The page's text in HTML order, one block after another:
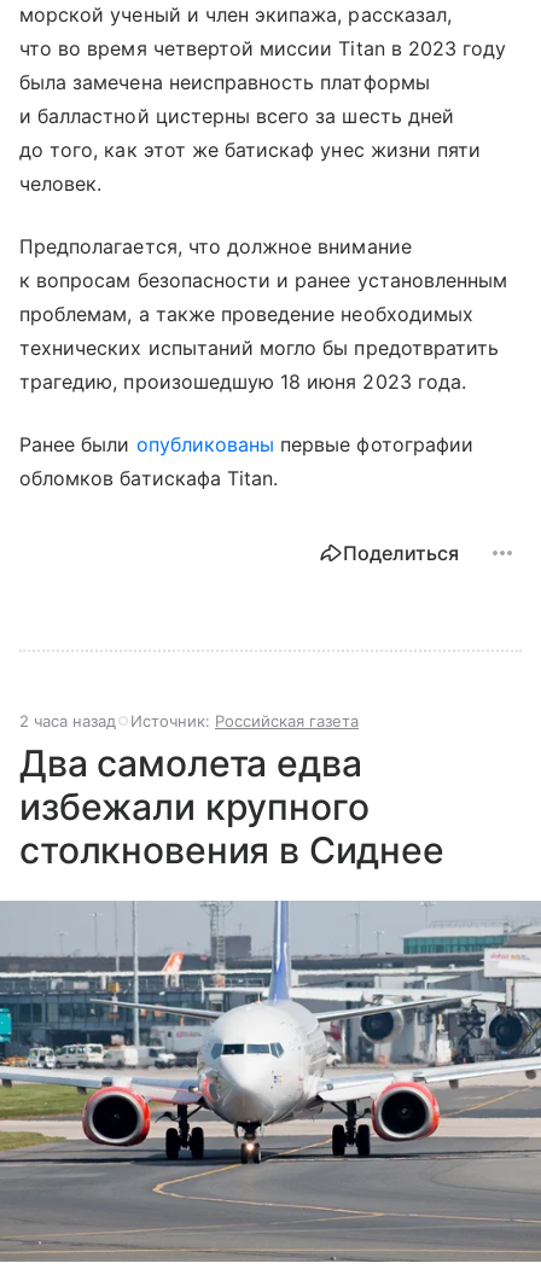
морской ученый и член экипажа, рассказал,
что во время четвертой миссии Titan в 2023 году
была замечена неисправность платформы
и балластной цистерны всего за шесть дней
до того, как этот же батискаф унес жизни пяти
человек.
Предполагается, что должное внимание
к вопросам безопасности и ранее установленным
проблемам, а также проведение необходимых
технических испытаний могло бы предотвратить
трагедию, произошедшую 18 июня 2023 года.
Ранее были опубликованы первые фотографии
обломков батискафа Titan.
Поделиться
2 часа назад Источник: Российская газета
Два самолета едва
избежали крупного
столкновения в Сиднее